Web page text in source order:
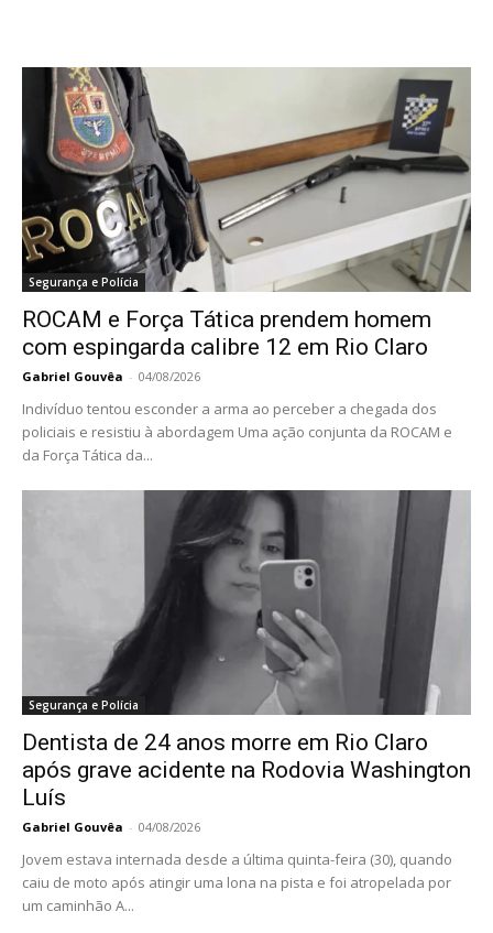
Segurança e Polícia
ROCAM e Força Tática prendem homem
com espingarda calibre 12 em Rio Claro
Gabriel Gouvêa - 04/08/2026
Indivíduo tentou esconder a arma ao perceber a chegada dos
policiais e resistiu à abordagem Uma ação conjunta da ROCAM e
da Força Tática da...
Segurança e Polícia
Dentista de 24 anos morre em Rio Claro
após grave acidente na Rodovia Washington
Luís
Gabriel Gouvêa - 04/08/2026
Jovem estava internada desde a última quinta-feira (30), quando
caiu de moto após atingir uma lona na pista e foi atropelada por
um caminhão A...